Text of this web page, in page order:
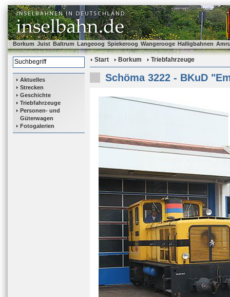
Borkum Juist Baltrum Langeoog Spiekeroog Wangerooge Halligbahnen
Aktuelles
Strecken
Geschichte
Triebfahrzeuge
Personen- und
Güterwagen
Fotogalerien
Start Borkum Triebfahrzeuge
Schöma 3222 - BKuD